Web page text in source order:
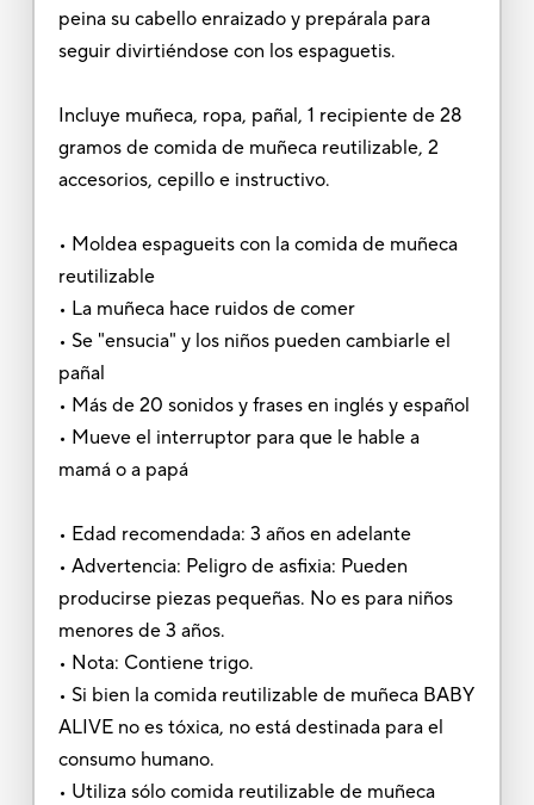
peina su cabello enraizado y prepárala para
seguir divirtiéndose con los espaguetis.
Incluye muñeca, ropa, pañal, 1 recipiente de 28
gramos de comida de muñeca reutilizable, 2
accesorios, cepillo e instructivo.
• Moldea espagueits con la comida de muñeca
reutilizable
• La muñeca hace ruidos de comer
• Se "ensucia" y los niños pueden cambiarle el
pañal
• Más de 20 sonidos y frases en inglés y español
• Mueve el interruptor para que le hable a
mamá o a papá
• Edad recomendada: 3 años en adelante
• Advertencia: Peligro de asfixia: Pueden
producirse piezas pequeñas. No es para niños
menores de 3 años.
• Nota: Contiene trigo.
• Si bien la comida reutilizable de muñeca BABY
ALIVE no es tóxica, no está destinada para el
consumo humano.
• Utiliza sólo comida reutilizable de muñeca